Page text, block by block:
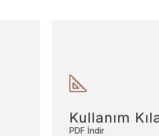
Kullanım
PDF İndir